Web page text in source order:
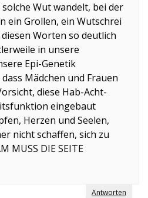
Wut wandelt, bei der
ein Grollen, ein Wutschrei
Worten so deutlich
in unsere
Epi-Genetik
Mädchen und Frauen
diese Hab-Acht-
eingebaut
Herzen und Seelen,
nicht schaffen, sich zu
MUSS DIE SEITE
Antworten